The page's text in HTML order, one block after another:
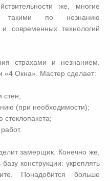
же, многие
такими по незнанию
современных технологий
страхами и незнанием.
«4 Окна». Мастер сделает:
стен;
(при необходимости);
стеклопакета;
замерщик. Конечно же,
конструкции: укреплять
Понадобится больше